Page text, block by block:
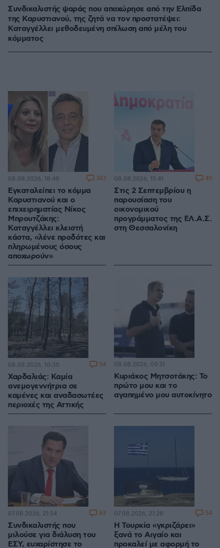
Συνδικαλιστής ψαράς που αποχώρησε από την Ελπίδα
της Καρυστιανού, της ζητά να τον προστατέψει:
Καταγγέλλει μεθοδευμένη σπίλωση από μέλη του
κόμματος
Εγκαταλείπει το κόμμα
Καρυστιανού και ο
επιχειρηματίας Νίκος
Μπρουτζάκης:
Καταγγέλλει κλειστή
κάστα, «λένε προδότες και
πληρωμένους όσους
αποχωρούν»
08.08.2026, 18:48 367
Στις 2 Σεπτεμβρίου η
παρουσίαση του
οικονομικού
προγράμματος της ΕΛ.Α.Σ.
στη Θεσσαλονίκη
08.08.2026, 15:41 45
Χαρδαλιάς: Καμία
ανεμογεννήτρια σε
καμένες και αναδασωτέες
περιοχές της Αττικής
08.08.2026, 10:30 54
Κυριάκος Μητσοτάκης: Το
πρώτο μου και το
αγαπημένο μου αυτοκίνητο
08.08.2026, 09:31
Συνδικαλιστής που
μιλούσε για διάλυση του
ΕΣΥ, ευχαρίστησε το
07.08.2026, 21:54 63
Η Τουρκία «γκριζάρει»
ξανά το Αιγαίο και
προκαλεί με αφορμή το
07.08.2026, 21:28 54